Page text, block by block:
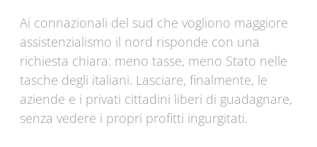
Ai connazionali del sud che vogliono maggiore
assistenzialismo il nord risponde con una
richiesta chiara: meno tasse, meno Stato nelle
tasche degli italiani. Lasciare, finalmente, le
aziende e i privati cittadini liberi di guadagnare,
senza vedere i propri profitti ingurgitati.